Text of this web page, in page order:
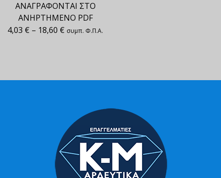
ΑΝΑΓΡΑΦΟΝΤΑΙ ΣΤΟ
ΑΝΗΡΤΗΜΕΝΟ PDF
4,03 € – 18,60 € συμπ. Φ.Π.Α.